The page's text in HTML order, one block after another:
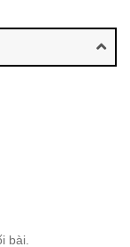
bài.